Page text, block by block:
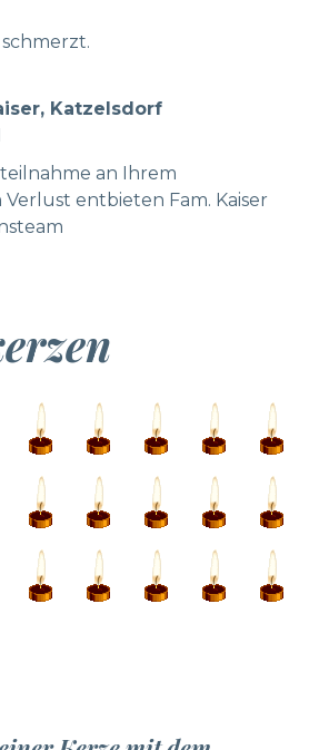
Katzelsdorf
an Ihrem
entbieten Fam. Kaiser